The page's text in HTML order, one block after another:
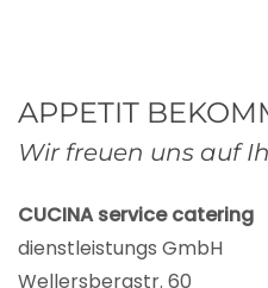
APPETIT
Wir freuen uns auf
CUCINA service catering
dienstleistungs GmbH
Wellersbergstr. 60